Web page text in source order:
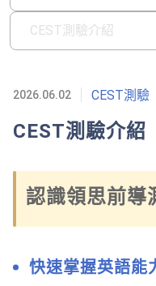
CEST測驗介紹
2026.06.02 CEST測驗
CEST測驗介紹
認識領思前導
快速掌握英語能